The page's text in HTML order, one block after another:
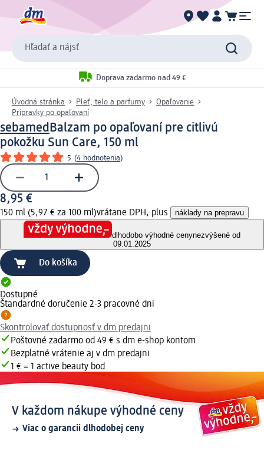
Hľadať a nájsť
Doprava zadarmo nad 49 €
Úvodná stránka Pleť, telo a parfumy
Opaľovanie
Prípravky po opaľovaní
sebamedBalzam po opaľovaní pre citlivú
pokožku Sun Care, 150 ml
5 (4 hodnotenia)
8,95 €
150 ml (5,97 € za 100 ml)vrátane DPH, plus náklady na prepravu
dlhodobo výhodné cenynezvýšené od
09.01.2025
Do košíka
Dostupné
Štandardné doručenie 2-3 pracovné dni
Skontrolovať dostupnosť v dm predajni
Poštovné zadarmo od 49 € s dm e-shop kontom
Bezplatné vrátenie aj v dm predajni
1 € = 1 active beauty bod
V každom nákupe výhodné ceny
Viac o garancii dlhodobej ceny